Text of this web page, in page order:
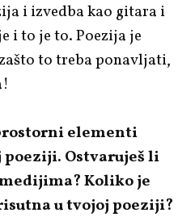
i izvedba kao gitara i
i to je to. Poezija je
to treba ponavljati,
elementi
poeziji. Ostvaruješ li
Koliko je
u tvojoj poeziji?